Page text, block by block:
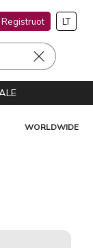
Registruot LT
SHIPPINGS